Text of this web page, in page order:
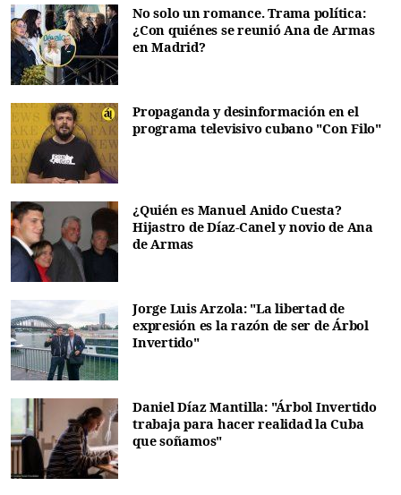
No solo un romance. Trama política:
¿Con quiénes se reunió Ana de Armas
en Madrid?
Propaganda y desinformación en el
programa televisivo cubano "Con Filo"
¿Quién es Manuel Anido Cuesta?
Hijastro de Díaz-Canel y novio de Ana
de Armas
Jorge Luis Arzola: "La libertad de
expresión es la razón de ser de Árbol
Invertido"
Daniel Díaz Mantilla: "Árbol Invertido
trabaja para hacer realidad la Cuba
que soñamos"